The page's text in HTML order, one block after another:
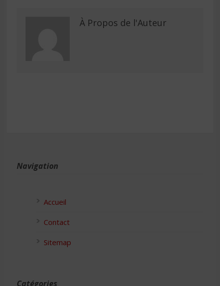
À Propos de l'Auteur
Navigation
Accueil
Contact
Sitemap
Catégories